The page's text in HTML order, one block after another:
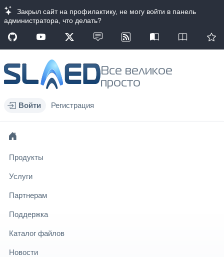
Закрыл сайт на профилактику, не могу войти в панель
администратора, что делать?
Все великое
просто
Войти Регистрация
Продукты
Услуги
Партнерам
Поддержка
Каталог файлов
Новости